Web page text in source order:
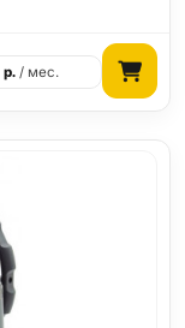
р./ мес.